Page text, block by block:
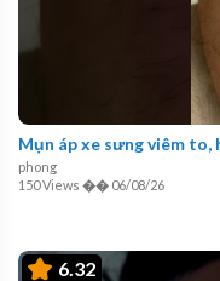
Mụn áp xe sưng viêm to,
phong
150 Views �� 06/08/26
6.32